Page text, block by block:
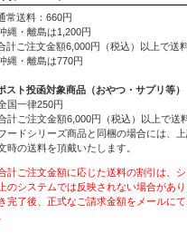
常送料：660円
縄・離島は1,200円
計ご注文金額6,000円（税込）以上で送
縄・離島は770円
スト投函対象商品（おやつ・サプリ等）
国一律250円
計ご注文金額6,000円（税込）以上で送
ードシリーズ商品と同梱の場合には、
時の送料を頂戴いたします。
計ご注文金額に応じた送料の割引は、
のシステムでは反映されない場合があ
完了後、正式なご請求金額をメールに